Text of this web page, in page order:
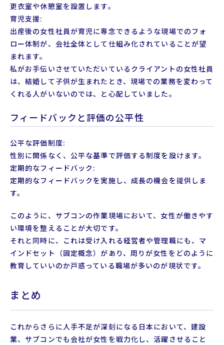
更衣室や休憩室を設置します。
育児支援:
出産後の女性社員が育児に専念できるような現場でのフォ
ロー体制が、会社全体として仕組み化されていることが望
まれます。
私がお手伝いさせていただいているクライアントの女性社員
は、結婚して子供が生まれたとき、現場での業務を変わって
くれる人がいないのでは、と心配していました。
フィードバックと評価の公平性
公平な評価制度:
性別に関係なく、公平な基準で評価する制度を設けます。
定期的なフィードバック:
定期的なフィードバックを実施し、成長の機会を提供しま
す。
このように、サブコンの作業現場において、女性が働きやす
い環境を整えることが大切です。
それと同時に、これは受け入れる経営者や管理職にも、マ
インドセット（固定概念）があり、周りが女性をどのように
教育していいのか戸惑っている職場が多いのが現状です。
まとめ
これからさらに人手不足が深刻になる日本において、建設
業、サブコンでも会社が女性を戦力化し、活躍させること